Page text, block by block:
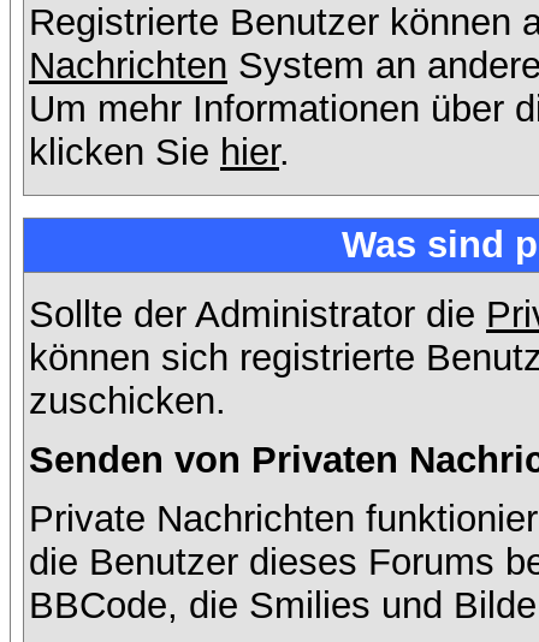
Registrierte Benutzer können
Nachrichten System an
Um mehr Informationen über
klicken Sie hier.
Was sind
Sollte der Administrator die
können sich registrierte
zuschicken.
Senden von Privaten
Private Nachrichten
die Benutzer dieses Forums
BBCode, die Smilies und